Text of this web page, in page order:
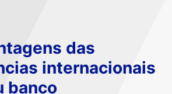
das
internacionais
banco